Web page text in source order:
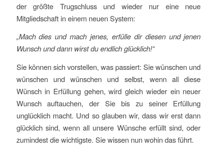
der größte Trugschluss und wieder nur eine neue
Mitgliedschaft in einem neuen System:
„Mach dies und mach jenes, erfülle dir diesen und jenen
Wunsch und dann wirst du endlich glücklich!“
Sie können sich vorstellen, was passiert: Sie wünschen und
wünschen und wünschen und selbst, wenn all diese
Wünsch in Erfüllung gehen, wird gleich wieder ein neuer
Wunsch auftauchen, der Sie bis zu seiner Erfüllung
unglücklich macht. Und so glauben wir, dass wir erst dann
glücklich sind, wenn all unsere Wünsche erfüllt sind, oder
zumindest die wichtigste. Sie wissen nun wohin das führt.